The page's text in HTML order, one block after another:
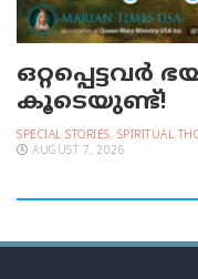
ഒറ്റപ്പെട്ടവര്‍
കൂടെയുണ്ട്!
SPECIAL STORIES, SPIRITUAL
AUGUST 7, 2026